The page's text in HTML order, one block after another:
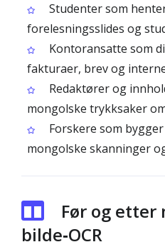
Studenter som
forelesningsslides og
Kontoransatte som
fakturaer, brev og
Redaktører og
mongolske trykksaker
Forskere som
mongolske skanninger
Før og etter
bilde‑OCR